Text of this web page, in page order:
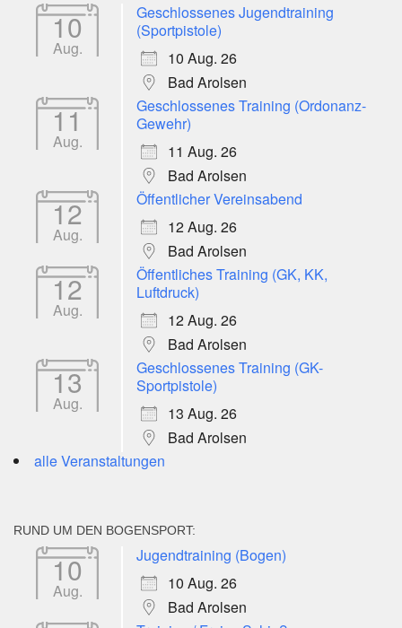
10
Aug.
Geschlossenes Jugendtraining
(Sportpistole)
10 Aug. 26
Bad Arolsen
11
Aug.
Geschlossenes Training (Ordonanz-
Gewehr)
11 Aug. 26
Bad Arolsen
12
Aug.
Öffentlicher Vereinsabend
12 Aug. 26
Bad Arolsen
12
Aug.
Öffentliches Training (GK, KK,
Luftdruck)
12 Aug. 26
Bad Arolsen
13
Aug.
Geschlossenes Training (GK-
Sportpistole)
13 Aug. 26
Bad Arolsen
alle Veranstaltungen
RUND UM DEN BOGENSPORT:
10
Aug.
Jugendtraining (Bogen)
10 Aug. 26
Bad Arolsen